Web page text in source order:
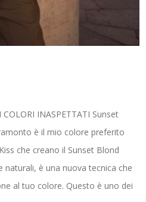
INASPETTATI Sunset
è il mio colore preferito
che creano il Sunset Blond
è una nuova tecnica che
al tuo colore. Questo è uno dei